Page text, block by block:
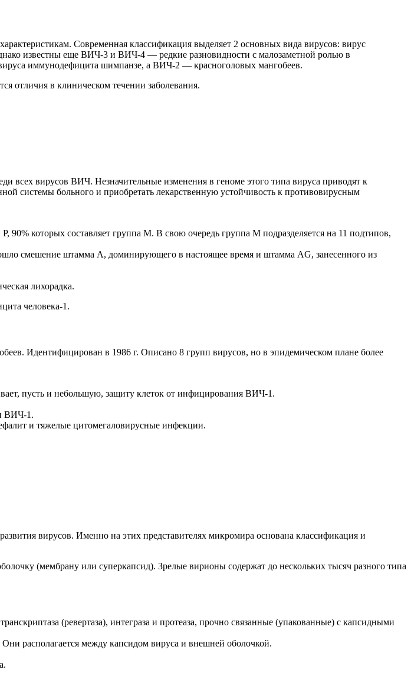
Современная классификация выделяет 2 основных вида вирусов: вирус
известны еще ВИЧ-3 и ВИЧ-4 — редкие разновидности с малозаметной ролью в
иммунодефицита шимпанзе, а ВИЧ-2 — красноголовых мангобеев.
отличия в клиническом течении заболевания.
всех вирусов ВИЧ. Незначительные изменения в геноме этого типа вируса приводят к
системы больного и приобретать лекарственную устойчивость к противовирусным
которых составляет группа М. В свою очередь группа М подразделяется на 11 подтипов,
смешение штамма А, доминирующего в настоящее время и штамма АG, занесенного из
лихорадка.
человека-1.
Идентифицирован в 1986 г. Описано 8 групп вирусов, но в эпидемическом плане более
пусть и небольшую, защиту клеток от инфицирования ВИЧ-1.
ВИЧ-1.
и тяжелые цитомегаловирусные инфекции.
вирусов. Именно на этих представителях микромира основана классификация и
(мембрану или суперкапсид). Зрелые вирионы содержат до нескольких тысяч разного типа
(ревертаза), интеграза и протеаза, прочно связанные (упакованные) с капсидными
располагается между капсидом вируса и внешней оболочкой.